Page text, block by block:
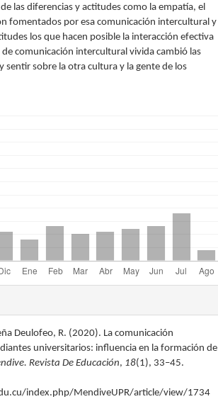
las diferencias y actitudes como la empatía, el
fomentados por esa comunicación intercultural y
los que hacen posible la interacción efectiva
de comunicación intercultural vivida cambió las
sentir sobre la otra cultura y la gente de los
Deulofeo, R. (2020). La comunicación
universitarios: influencia en la formación de
Revista De Educación, 18(1), 33–45.
index.php/MendiveUPR/article/view/1734